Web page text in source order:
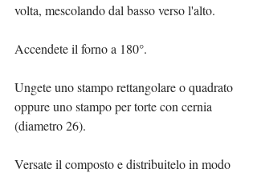
volta, mescolando dal basso verso l'alto.
Accendete il forno a 180°.
Ungete uno stampo rettangolare o quadrato
oppure uno stampo per torte con cernia
(diametro 26).
Versate il composto e distribuitelo in modo